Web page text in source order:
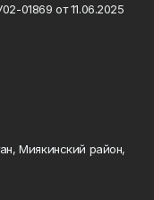
01869 от 11.06.2025
Миякинский район,